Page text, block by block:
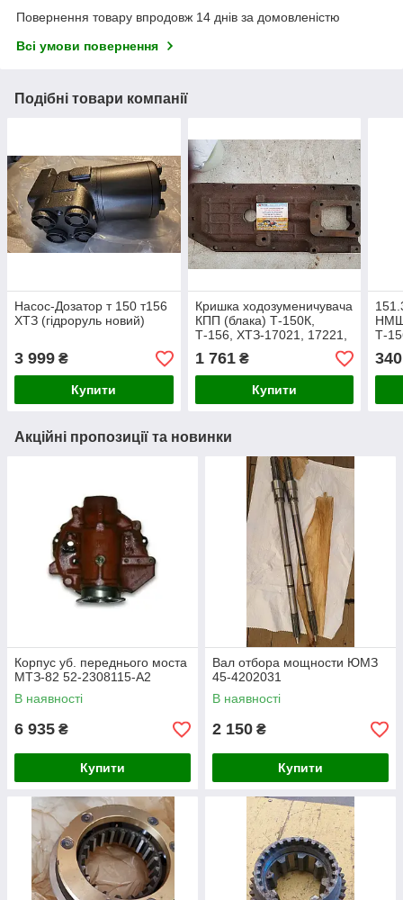
Повернення товару впродовж 14 днів за домовленістю
Всі умови повернення
Подібні товари компанії
Насос-Дозатор т 150 т156
ХТЗ (гідроруль новий)
3 999 ₴
Купити
Кришка ходозуменичувача
КПП (блака) Т-150К,
Т-156, ХТЗ-17021, 17221,
16131 (пр-во ХТЗ), арт.
151.37.142-1
1 761₴
Купити
Т-
340
Акційні пропозиції та новинки
Корпус уб. переднього моста
МТЗ-82 52-2308115-А2
В наявності
6 935 ₴
Купити
Вал отбора мощности ЮМЗ
45-4202031
В наявності
2 150 ₴
Купити